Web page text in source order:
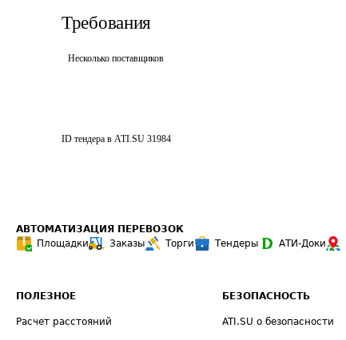
Требования
Несколько поставщиков
ID тендера в ATI.SU 31984
АВТОМАТИЗАЦИЯ ПЕРЕВОЗОК
Площадки
Заказы Торги Тендеры АТИ-Доки
ПОЛЕЗНОЕ
Расчет расстояний
БЕЗОПАСНОСТЬ
ATI.SU о безопасности